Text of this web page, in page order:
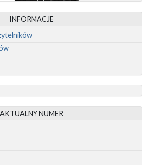
INFORMACJE
AKTUALNY NUMER